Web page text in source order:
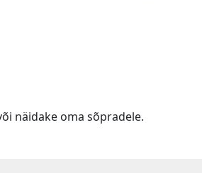
näidake oma sõpradele.